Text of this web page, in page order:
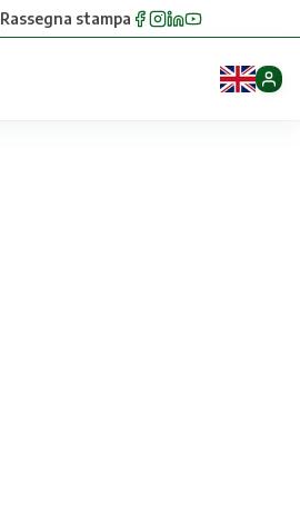
Rassegna stampa